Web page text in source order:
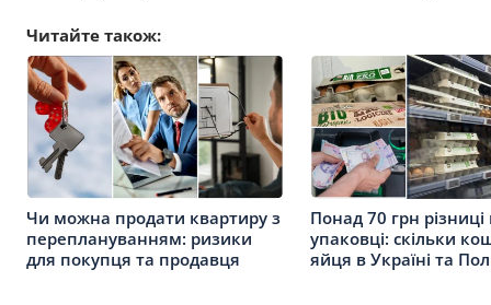
Читайте також:
Чи можна продати квартиру з
переплануванням: ризики
для покупця та продавця
Понад 70 грн різниці
упаковці: скільки
яйця в Україні та